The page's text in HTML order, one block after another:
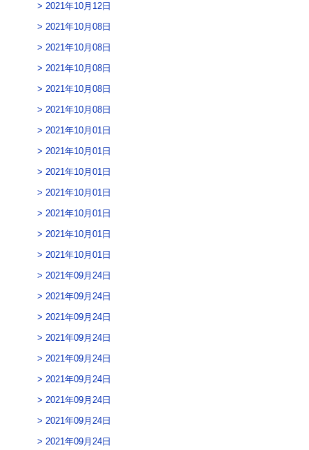
2021年10月12日
2021年10月08日
2021年10月08日
2021年10月08日
2021年10月08日
2021年10月08日
2021年10月01日
2021年10月01日
2021年10月01日
2021年10月01日
2021年10月01日
2021年10月01日
2021年10月01日
2021年09月24日
2021年09月24日
2021年09月24日
2021年09月24日
2021年09月24日
2021年09月24日
2021年09月24日
2021年09月24日
2021年09月24日